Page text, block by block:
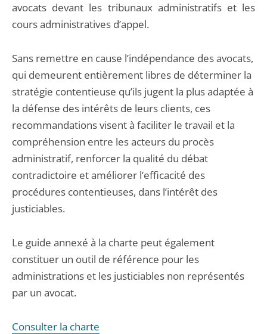
avocats devant les tribunaux administratifs et les
cours administratives d’appel.
Sans remettre en cause l’indépendance des avocats,
qui demeurent entièrement libres de déterminer la
stratégie contentieuse qu’ils jugent la plus adaptée à
la défense des intérêts de leurs clients, ces
recommandations visent à faciliter le travail et la
compréhension entre les acteurs du procès
administratif, renforcer la qualité du débat
contradictoire et améliorer l’efficacité des
procédures contentieuses, dans l’intérêt des
justiciables.
Le guide annexé à la charte peut également
constituer un outil de référence pour les
administrations et les justiciables non représentés
par un avocat.
Consulter la charte